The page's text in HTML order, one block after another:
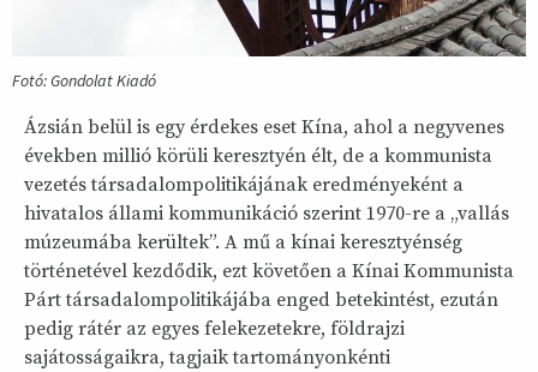
Fotó: Gondolat Kiadó
Ázsián belül is egy érdekes eset Kína, ahol a negyvenes
években millió körüli keresztyén élt, de a kommunista
vezetés társadalompolitikájának eredményeként a
hivatalos állami kommunikáció szerint 1970-re a „vallás
múzeumába kerültek”. A mű a kínai keresztyénség
történetével kezdődik, ezt követően a Kínai Kommunista
Párt társadalompolitikájába enged betekintést, ezután
pedig rátér az egyes felekezetekre, földrajzi
sajátosságaikra, tagjaik tartományonkénti